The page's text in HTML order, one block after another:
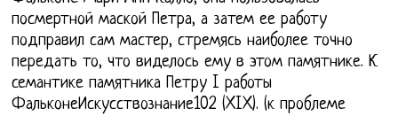
посмертной маской Петра, а затем ее работу
подправил сам мастер, стремясь наиболее точно
передать то, что виделось ему в этом памятнике. К
семантике памятника Петру I работы
ФальконеИскусствознание102 (XIX). (к проблеме